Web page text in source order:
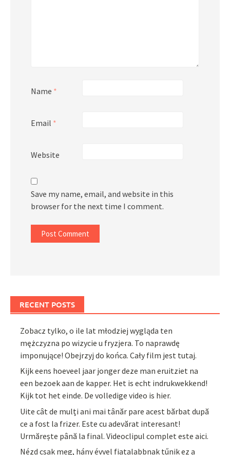
Name *
Email *
Website
Save my name, email, and website in this
browser for the next time I comment.
RECENT POSTS
Zobacz tylko, o ile lat młodziej wygląda ten
mężczyzna po wizycie u fryzjera. To naprawdę
imponujące! Obejrzyj do końca. Cały film jest tutaj.
Kijk eens hoeveel jaar jonger deze man eruitziet na
een bezoek aan de kapper. Het is echt indrukwekkend!
Kijk tot het einde. De volledige video is hier.
Uite cât de mulți ani mai tânăr pare acest bărbat după
ce a fost la frizer. Este cu adevărat interesant!
Urmărește până la final. Videoclipul complet este aici.
Nézd csak meg, hány évvel fiatalabbnak tűnik ez a